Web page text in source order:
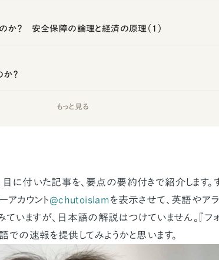
か？ 安全保障の論理と経済の原理（1）
か？
もっと見る
に付いた記事を、要点の要約付きで紹介します。
アカウント@chutoislamを表示させて、英語やア
ていますが、日本語の解説はつけていません。『フ
での速報を提供してみようかと思います。